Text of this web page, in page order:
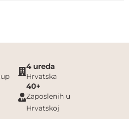
4 ureda
Hrvatska
40+
Zaposlenih u
Hrvatskoj